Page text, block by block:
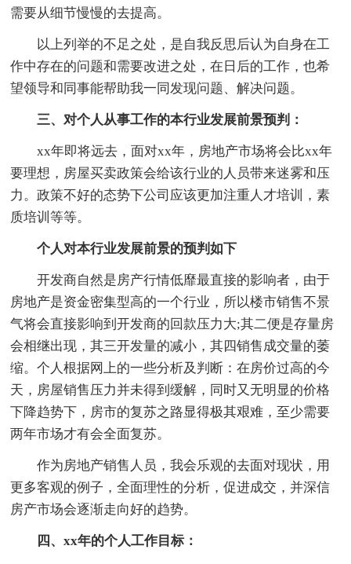
需要从细节慢慢的去提高。
以上列举的不足之处，是自我反思后认为自身在工
作中存在的问题和需要改进之处，在日后的工作，也希
望领导和同事能帮助我一同发现问题、解决问题。
三、对个人从事工作的本行业发展前景预判：
xx年即将远去，面对xx年，房地产市场将会比xx年
要理想，房屋买卖政策会给该行业的人员带来迷雾和压
力。政策不好的态势下公司应该更加注重人才培训，素
质培训等等。
个人对本行业发展前景的预判如下
开发商自然是房产行情低靡最直接的影响者，由于
房地产是资金密集型高的一个行业，所以楼市销售不景
气将会直接影响到开发商的回款压力大;其二便是存量房
会相继出现，其三开发量的减小，其四销售成交量的萎
缩。个人根据网上的一些分析及判断：在房价过高的今
天，房屋销售压力并未得到缓解，同时又无明显的价格
下降趋势下，房市的复苏之路显得极其艰难，至少需要
两年市场才有会全面复苏。
作为房地产销售人员，我会乐观的去面对现状，用
更多客观的例子，全面理性的分析，促进成交，并深信
房产市场会逐渐走向好的趋势。
四、xx年的个人工作目标：